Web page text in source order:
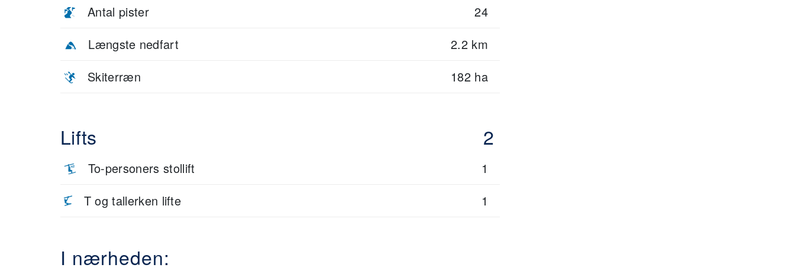
Antal pister
24
Længste nedfart
2.2 km
Skiterræn
182 ha
Lifts 2
To-personers stollift
1
T og tallerken lifte
1
I nærheden: